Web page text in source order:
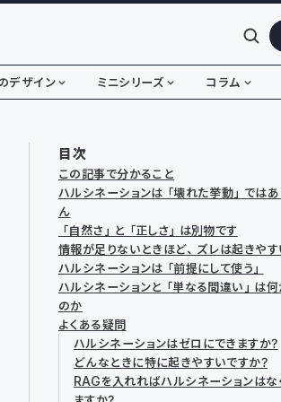
デザイン ミニシリーズ コラム
目次
この記事で分かること
ハルシネーションは「壊れた挙動」ではあ
ん
「自然さ」と「正しさ」は別物です
情報が足りないときほど、ズレは起きやす
ハルシネーションは「前提にして使う」
ハルシネーションと「単なる間違い」は何
のか
よくある疑問
ハルシネーションはゼロにできますか？
どんなときに特に起きやすいですか？
RAGを入れればハルシネーションはな